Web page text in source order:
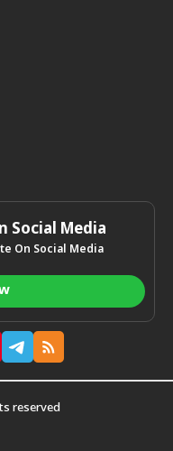
Social Media
On Social Media
reserved